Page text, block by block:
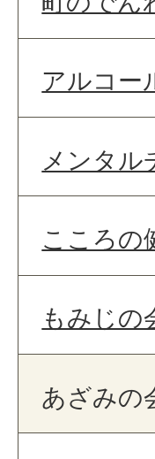
アルコー
メンタル
こころの
もみじの
あざみの